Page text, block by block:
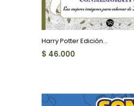
Harry Potter Edición...
$ 46.000